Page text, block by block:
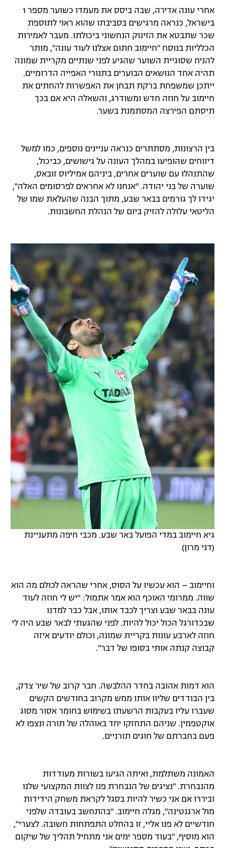
אחרי עונה אדירה, שבה ביסס את מעמדו כשוער מספר 1
בישראל, כנראה מרגישים בסביבתו שהוא ראוי לתוספת
שכר שתבטא את הזינוק הנחשוני ביכולתו. מעבר לאמירות
הכלליות בנוסח "חיימוב חתום אצלנו לעוד עונה", מותר
להניח שסוגיית השוער שהגיע לפני שנתיים מקריית שמונה
תהיה אחד הנושאים הבוערים בתנורי האפייה הדרומיים.
ייתכן שמשפחת ברקת תבחן את האפשרות להחתים את
חיימוב על חוזה חדש ומשודרג, והשאלה היא אם בכך
תיסתם הפירצה המסתמנת בשער.
בין הרצונות, מסתתרים כנראה עניינים נוספים, כמו למשל
דיווחים שהופיעו במהלך העונה על גישושים, כביכול,
שהתנהלו עם שוערים אחרים, ביניהם אמיליוס זובאס,
שוערה של בני יהודה. "אנחנו לא אחראים לפרסומים האלה",
יגידו לך גורמים בבאר שבע, מתוך הבנה שהעלאת שמו של
הליטאי עלולה להזיק ביום של הנהלת החשבונות.
גיא חיימוב במדי הפועל באר שבע. מכבי חיפה מתעניינת
(דני מרון)
וחיימוב – הוא עכשיו על הסוס, אחרי שהראה לכולם מה הוא
שווה. ממרומי האוכף הוא אמר אתמול: "יש לי חוזה לעוד
עונה בבאר שבע וצריך לכבד אותו, אבל כבר למדנו
שבכדורגל הכול יכול להיות. לפני שהגעתי לבאר שבע היה לי
חוזה לארבע עונות בקריית שמונה, וכולם יודעים איזה
קבוצה קנתה אותי בסופו של דבר".
הוא דמות אהובה בחדר ההלבשה. חבר קרוב של שיר צדק,
בין הבודדים שליוו אותו ממש מקרוב בחודשים הקשים
שעברו עליו בעקבות הרשעתו בשימוש בחומר אסור מסוג
אוקטפמין. שניהם התחזקו יחד באוהלה של תורה ונצפו לא
פעם בחברתם של חוגים תורניים.
האמונה משתלמת, ואיתה הגיעו בשורות מעודדות
מהנבחרת. "נציגים של הנבחרת פנו לצוות המקצועי שלנו
וביררו אם אני כשיר להיות בסגל לקראת משחק הידידות
מול ארגנטינה", מגלה חיימוב. "בהתחשב בעובדה שלפני
חודשיים לא פנו אליי, זו בהחלט התפתחות חשובה. לצערי",
הוא מוסיף, "בעוד מספר ימים אני מתחיל תהליך של שיקום